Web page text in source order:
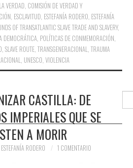
VERDAD COMISIÓN DE VERDAD Y
ESCLAVITUD ESTEFANÍA RODERO ESTEFANÍA
OF TRANSATLANTIC SLAVE TRADE AND SLAVERY,
DEMOCRÁTICA POLÍTICAS DE CONMEMORACIÓN
,SLAVE ROUTE ,TRANSGENERACIONAL ,TRAUMA
UNESCO ,VIOLENCIA
CASTILLA: DE
IMPERIALES QUE SE
A MORIR
ESTEFANÍA RODERO 1 COMENTARIO